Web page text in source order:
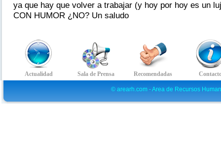
ya que hay que volver a trabajar (y hoy por hoy es un
CON HUMOR ¿NO? Un saludo
© arearh.com - Area de Recursos